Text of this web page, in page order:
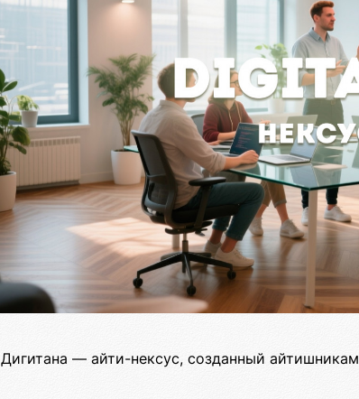
Дигитана — айти-нексус, созданный